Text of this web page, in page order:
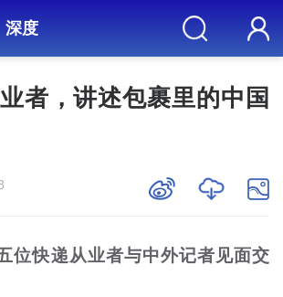
深度
者，讲述包裹里的中国
位快递从业者与中外记者见面交